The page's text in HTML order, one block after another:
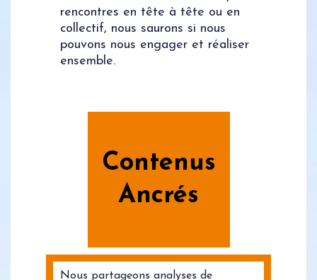
rencontres en tête à tête ou en
collectif, nous saurons si nous
pouvons nous engager et réaliser
ensemble.
Contenus
Ancrés
Nous partageons analyses de